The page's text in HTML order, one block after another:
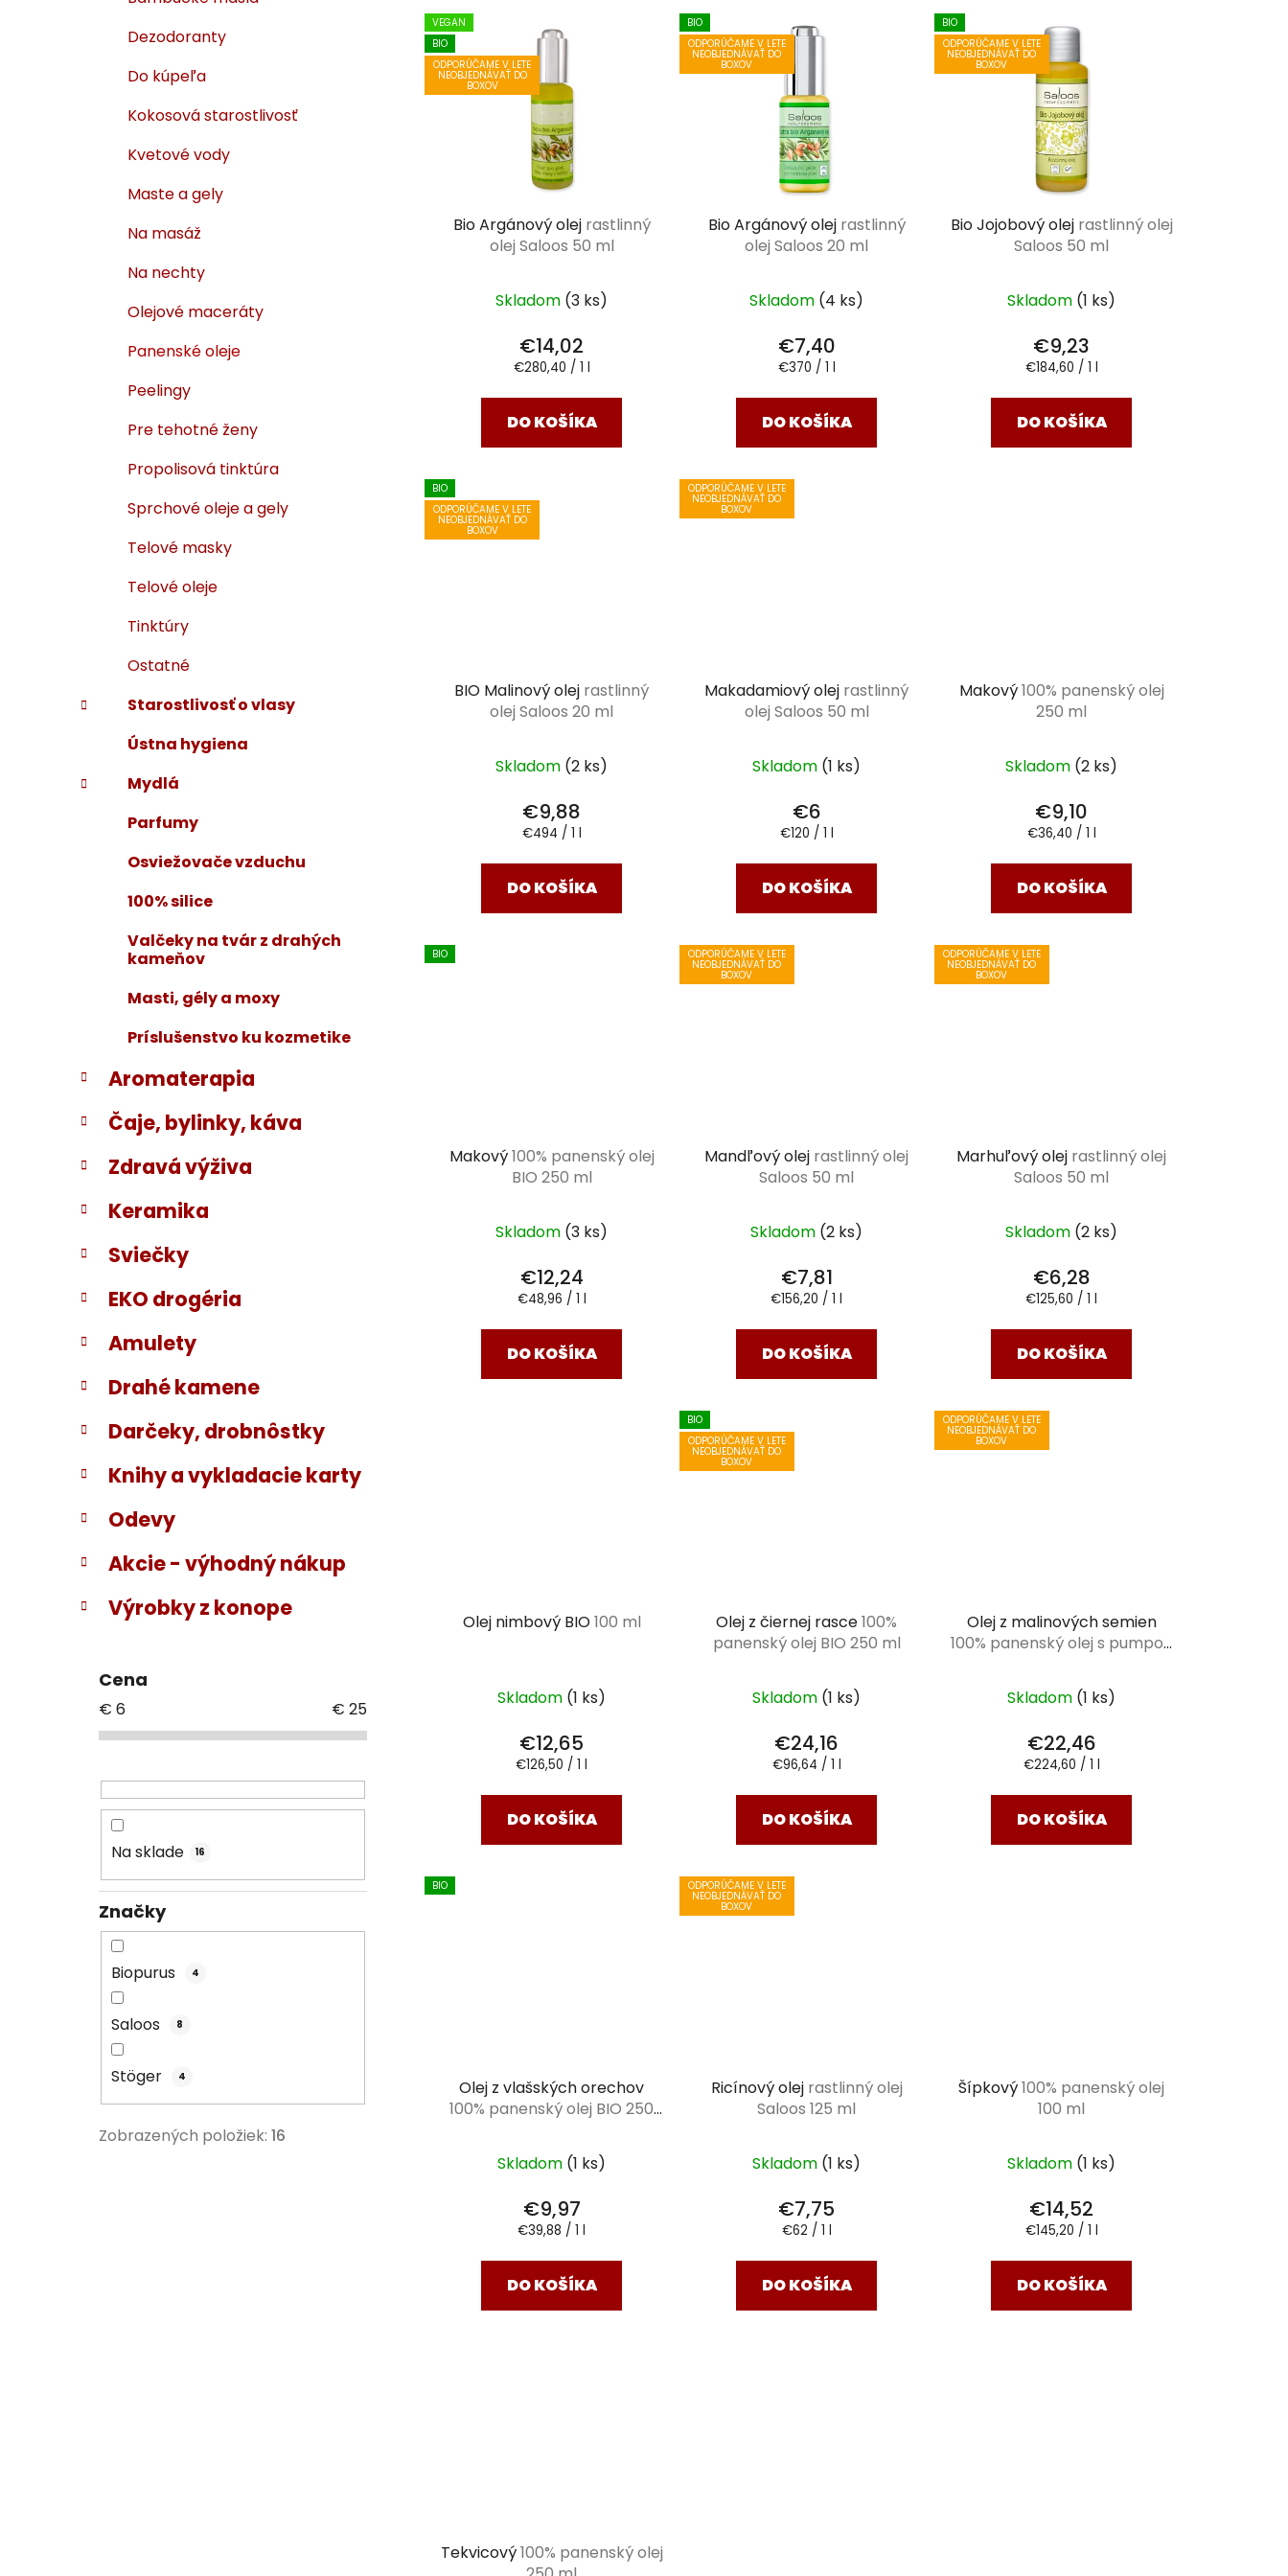
Dezodoranty
Do kúpeľa
Kokosová starostlivosť
Kvetové vody
Maste a gely
Na masáž
Na nechty
Olejové maceráty
Panenské oleje
Peelingy
Pre tehotné ženy
Propolisová tinktúra
Sprchové oleje a gely
Telové masky
Telové oleje
Tinktúry
Ostatné
Starostlivosť o vlasy
Ústna hygiena
Mydlá
Parfumy
Osviežovače vzduchu
100% silice
Valčeky na tvár z drahých
kameňov
Masti, gély a moxy
Príslušenstvo ku kozmetike
Aromaterapia
Čaje, bylinky, káva
Zdravá výživa
Keramika
Sviečky
EKO drogéria
Amulety
Drahé kamene
Darčeky, drobnôstky
Knihy a vykladacie karty
Odevy
Akcie - výhodný nákup
Výrobky z konope
Cena
€ 6 € 25
Na sklade 16
Značky
Biopurus 4
Saloos 8
Stöger 4
Zobrazených položiek: 16
e
n
i
u
V
ý
p
i
VEGAN
BIO
ODPORÚČAME V LETE
NEOBJEDNÁVAŤ DO
BOXOV
Bio Argánový olej rastlinný
olej Saloos 50 ml
Skladom (3 ks)
€14,02
Jednotková
€280,40 / 1 l
DO KOŠÍKA
BIO
ODPORÚČAME V LETE
NEOBJEDNÁVAŤ DO
BOXOV
Bio Argánový olej rastlinný
olej Saloos 20 ml
Skladom (4 ks)
€7,40
Jednotková
€370 / 1 l
DO KOŠÍKA
BIO
ODPORÚČAME V LETE
NEOBJEDNÁVAŤ DO
BOXOV
Bio Jojobový olej rastlinný olej
Saloos 50 ml
Skladom (1 ks)
€9,23
Jednotková
€184,60 / 1 l
DO KOŠÍKA
BIO
ODPORÚČAME V LETE
NEOBJEDNÁVAŤ DO
BOXOV
BIO Malinový olej rastlinný
olej Saloos 20 ml
Skladom (2 ks)
€9,88
Jednotková
€494 / 1 l
DO KOŠÍKA
ODPORÚČAME V LETE
NEOBJEDNÁVAŤ DO
BOXOV
Makadamiový olej rastlinný
olej Saloos 50 ml
Skladom (1 ks)
€6
Jednotková
€120 / 1 l
DO KOŠÍKA
Makový100% panenský olej
250 ml
Skladom (2 ks)
€9,10
Jednotková
€36,40 / 1 l
DO KOŠÍKA
BIO
Makový100% panenský olej
BIO 250 ml
Skladom (3 ks)
€12,24
Jednotková
€48,96 / 1 l
DO KOŠÍKA
ODPORÚČAME V LETE
NEOBJEDNÁVAŤ DO
BOXOV
Mandľový olej rastlinný olej
Saloos 50 ml
Skladom (2 ks)
€7,81
Jednotková
€156,20 / 1 l
DO KOŠÍKA
ODPORÚČAME V LETE
NEOBJEDNÁVAŤ DO
BOXOV
Marhuľový olej rastlinný olej
Saloos 50 ml
Skladom (2 ks)
€6,28
Jednotková
€125,60 / 1 l
DO KOŠÍKA
Olej nimbový BIO100 ml
Skladom (1 ks)
€12,65
Jednotková
€126,50 / 1 l
DO KOŠÍKA
BIO
ODPORÚČAME V LETE
NEOBJEDNÁVAŤ DO
BOXOV
Olej z čiernej rasce100%
panenský olej BIO 250 ml
Skladom (1 ks)
€24,16
Jednotková
€96,64 / 1 l
DO KOŠÍKA
ODPORÚČAME V LETE
NEOBJEDNÁVAŤ DO
BOXOV
Olej z malinových semien
100% panenský olej s pumpou
Skladom (1 ks)
€22,46
Jednotková
€224,60 / 1 l
DO KOŠÍKA
BIO
Olej z vlašských orechov
100% panenský olej BIO 250
Skladom (1 ks)
€9,97
Jednotková
€39,88 / 1 l
DO KOŠÍKA
ODPORÚČAME V LETE
NEOBJEDNÁVAŤ DO
BOXOV
Ricínový olej rastlinný olej
Saloos 125 ml
Skladom (1 ks)
€7,75
Jednotková
€62 / 1 l
DO KOŠÍKA
Šípkový100% panenský olej
100 ml
Skladom (1 ks)
€14,52
Jednotková
€145,20 / 1 l
DO KOŠÍKA
Tekvicový100% panenský olej